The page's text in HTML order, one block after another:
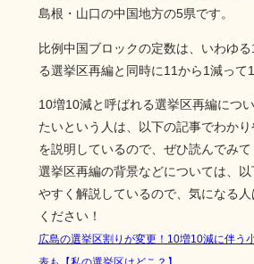
島根・山口の中国地方の5県です。
比例中国ブロックの定数は、いわゆ
る選挙区再編と同時に11から1減って
10増10減と呼ばれる選挙区再編につ
たいという人は、以下の記事でわか
を説明しているので、ぜひ読んでみて
選挙区再編の背景などについては、以
やすく解説しているので、気になる
ください！
広島の選挙区割りが変更！10増10減に伴う